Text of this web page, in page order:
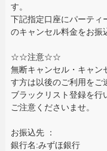
す。
下記指定口座にパーティ
のキャンセル料金をお振
☆☆注意☆☆
無断キャンセル・キャン
す方は以後のご利用をご
ブラックリスト登録を行
ご注意くださいませ。
お振込先 ：
銀行名:みずほ銀行